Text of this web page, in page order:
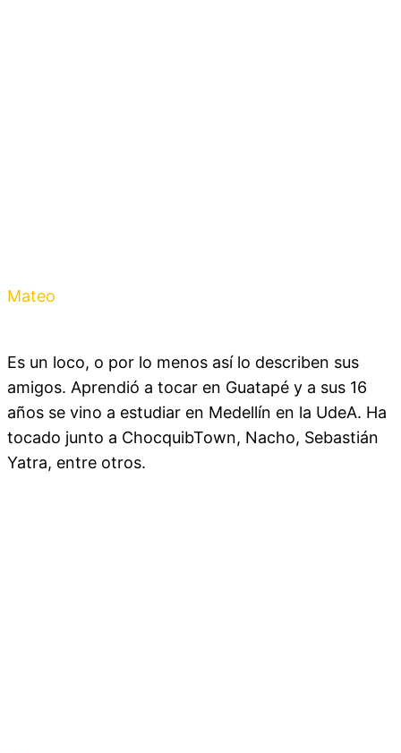
Mateo
Es un loco, o por lo menos así lo describen sus
amigos. Aprendió a tocar en Guatapé y a sus 16
años se vino a estudiar en Medellín en la UdeA. Ha
tocado junto a ChocquibTown, Nacho, Sebastián
Yatra, entre otros.